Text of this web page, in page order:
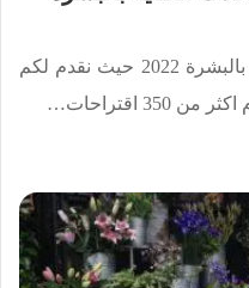
أفضل اقتراح اسماء محلات العناية بالبشرة 2022 حيث نقدم لكم
اقتراحات…